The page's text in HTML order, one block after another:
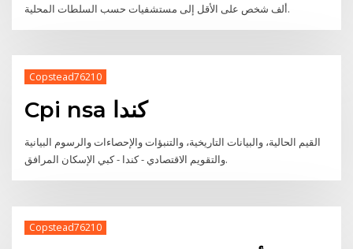
ألف شخص على الأقل إلى مستشفيات حسب السلطات المحلية.
Copstead76210
Cpi nsa كندا
القيم الحالية، والبيانات التاريخية، والتنبؤات والإحصاءات والرسوم البيانية
والتقويم الاقتصادي - كندا - كبي الإسكان المرافق.
Copstead76210